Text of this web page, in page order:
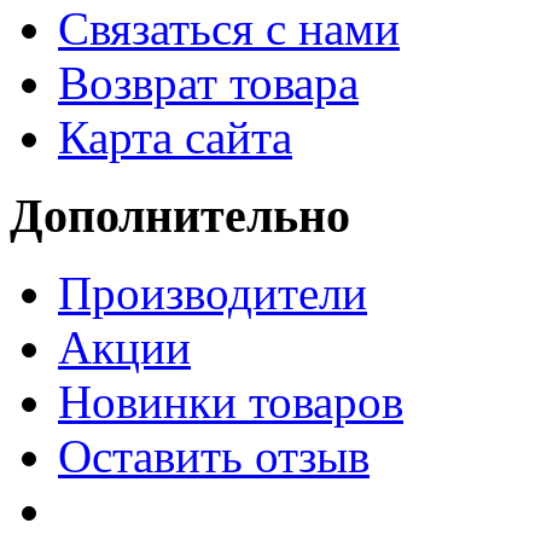
Связаться с нами
Возврат товара
Карта сайта
Дополнительно
Производители
Акции
Новинки товаров
Оставить отзыв